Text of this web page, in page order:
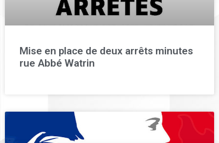
Mise en place de deux arrêts minutes
rue Abbé Watrin